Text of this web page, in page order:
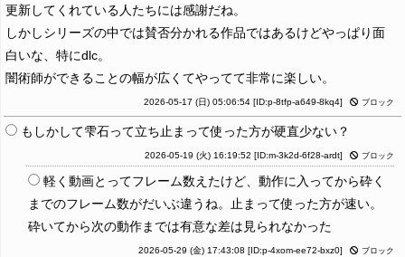
更新してくれている人たちには感謝だね。
しかしシリーズの中では賛否分かれる作品ではあるけどやっぱり面
白いな、特にdlc。
闇術師ができることの幅が広くてやってて非常に楽しい。
2026-05-17 (日) 05:06:54 [ID:p-8tfp-a649-8kq4] ブロック
もしかして雫石って立ち止まって使った方が硬直少ない？
2026-05-19 (火) 16:19:52 [ID:m-3k2d-6f28-ardt] ブロック
軽く動画とってフレーム数えたけど、動作に入ってから砕く
までのフレーム数がだいぶ違うね。止まって使った方が速い。
砕いてから次の動作までは有意な差は見られなかった
2026-05-29 (金) 17:43:08 [ID:p-4xom-ee72-bxz0] ブロック